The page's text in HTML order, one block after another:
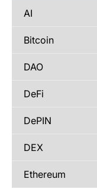
AI
Bitcoin
DAO
DeFi
DePIN
DEX
Ethereum